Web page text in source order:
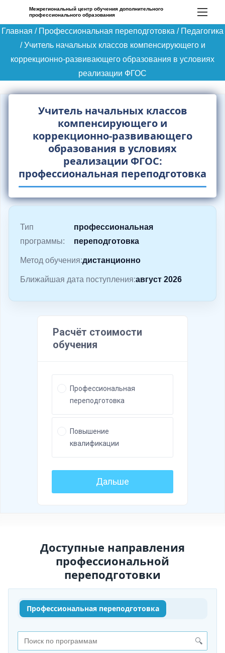
р
Межрегиональный центр обучения дополнительного
профессионального образования
Главная / Профессиональная переподготовка / Педагогика
/Учитель начальных классов компенсирующего и
коррекционно-развивающего образования в условиях
реализации ФГОС
Учитель начальных классов
компенсирующего и
коррекционно-развивающего
образования в условиях
реализации ФГОС:
профессиональная переподготовка
Тип
программы:
профессиональная
переподготовка
Метод обучения:дистанционно
Ближайшая дата поступления:август 2026
Доступные направления
профессиональной
переподготовки
Профессиональная переподготовка
🔍